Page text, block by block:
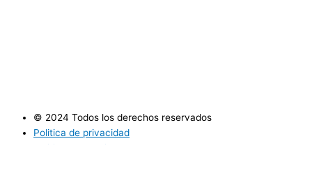
© 2024 Todos los derechos reservados
Politica de privacidad
Politica de cookies